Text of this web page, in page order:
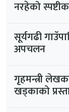
नरहेको
सूर्यगढी
अपचलन
गृहमन्त्री
खड्काको